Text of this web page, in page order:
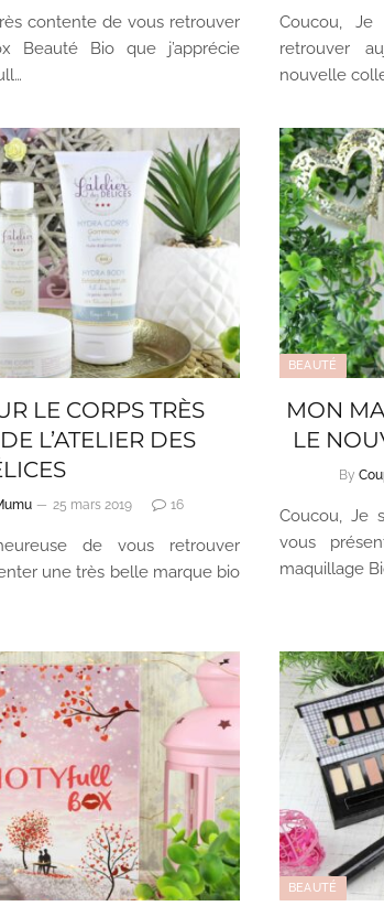
contente de vous retrouver
Beauté Bio que j’apprécie
Coucou,
retrouver
nouvelle
LE CORPS TRÈS
L’ATELIER DES
25 mars 2019 16
de vous retrouver
une très belle marque bio
BEAUTÉ
MON
LE
By
Coucou, Je
vous
maquillage
BEAUTÉ